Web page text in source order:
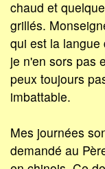
chaud et
grillés.
qui est la
je n'en sors pas
peux toujours
imbattable.
Mes journées
demandé au